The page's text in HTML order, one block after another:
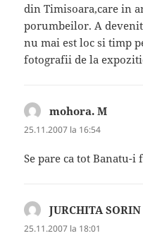
din Timisoara,care in
porumbeilor. A
nu mai est loc si timp
fotografii de la
mohora. M
25.11.2007 la 16:54
Se pare ca tot Banatu-i
JURCHITA SORIN
25.11.2007 la 18:01